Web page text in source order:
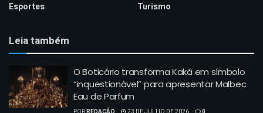
Esportes
Turismo
Leia também
O Boticário transforma Kaká em símbolo
“inquestionável” para apresentar Malbec
Eau de Parfum